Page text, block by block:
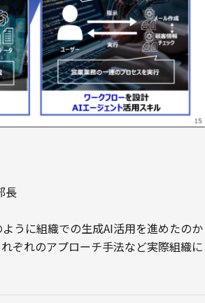
長
うに組織での生成AI活用を進めたのか
ぞれのアプローチ手法など実際組織に